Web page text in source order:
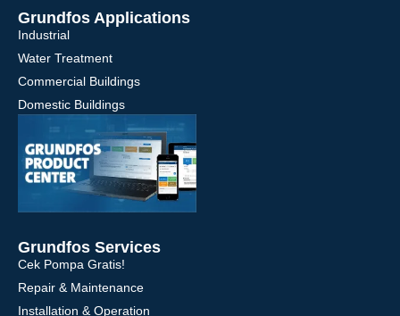
Grundfos Applications
Industrial
Water Treatment
Commercial Buildings
Domestic Buildings
Grundfos Services
Cek Pompa Gratis!
Repair & Maintenance
Installation & Operation